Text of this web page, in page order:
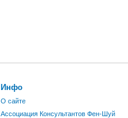
Инфо
О сайте
Ассоциация Консультантов Фен-Шуй